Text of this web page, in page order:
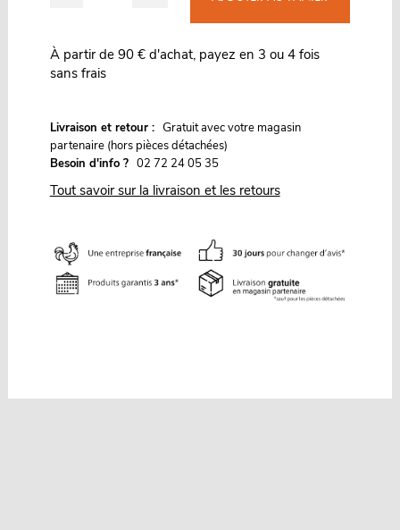
À partir de 90 € d'achat, payez en 3 ou 4 fois
sans frais
Livraison et retour : Gratuit avec votre magasin
partenaire (hors pièces détachées)
Besoin d'info ? 02 72 24 05 35
Tout savoir sur la livraison et les retours